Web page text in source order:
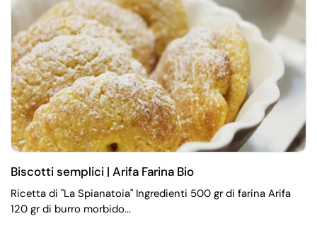
Biscotti semplici | Arifa Farina Bio
Ricetta di "La Spianatoia" Ingredienti 500 gr di farina Arifa
120 gr di burro morbido...